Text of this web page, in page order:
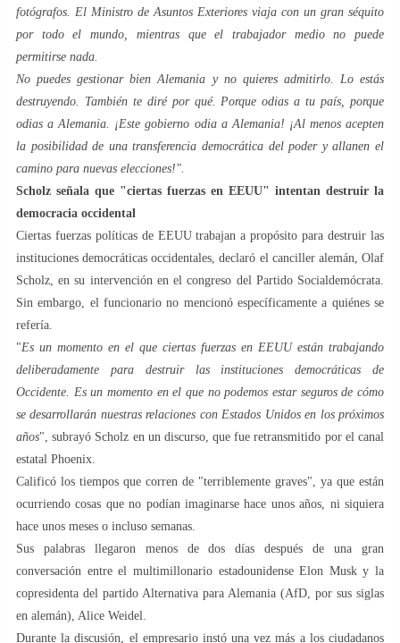
fotógrafos. El Ministro de Asuntos Exteriores viaja con un gran séquito
por todo el mundo, mientras que el trabajador medio no puede
permitirse nada.
No puedes gestionar bien Alemania y no quieres admitirlo. Lo estás
destruyendo. También te diré por qué. Porque odias a tu país, porque
odias a Alemania. ¡Este gobierno odia a Alemania! ¡Al menos acepten
la posibilidad de una transferencia democrática del poder y allanen el
camino para nuevas elecciones!".
Scholz señala que "ciertas fuerzas en EEUU" intentan destruir la
democracia occidental
Ciertas fuerzas políticas de EEUU trabajan a propósito para destruir las
instituciones democráticas occidentales, declaró el canciller alemán, Olaf
Scholz, en su intervención en el congreso del Partido Socialdemócrata.
Sin embargo, el funcionario no mencionó específicamente a quiénes se
refería.
"Es un momento en el que ciertas fuerzas en EEUU están trabajando
deliberadamente para destruir las instituciones democráticas de
Occidente. Es un momento en el que no podemos estar seguros de cómo
se desarrollarán nuestras relaciones con Estados Unidos en los próximos
años", subrayó Scholz en un discurso, que fue retransmitido por el canal
estatal Phoenix.
Calificó los tiempos que corren de "terriblemente graves", ya que están
ocurriendo cosas que no podían imaginarse hace unos años, ni siquiera
hace unos meses o incluso semanas.
Sus palabras llegaron menos de dos días después de una gran
conversación entre el multimillonario estadounidense Elon Musk y la
copresidenta del partido Alternativa para Alemania (AfD, por sus siglas
en alemán), Alice Weidel.
Durante la discusión, el empresario instó una vez más a los ciudadanos